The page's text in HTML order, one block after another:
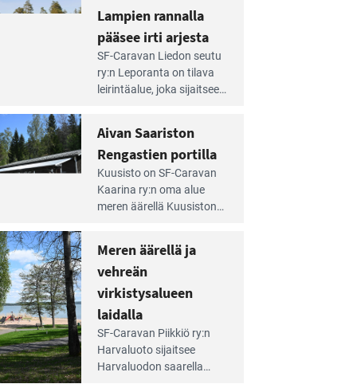
Lampien rannalla
pääsee irti arjesta
SF-Caravan Liedon seutu
ry:n Leporanta on tilava
leirintäalue, joka sijaitsee
ympärillä. – Lampi on
upea ja puhdas, ja se
tarjoaa ympäris­töineen
kauniit maisemat ja
loistavat virkistäytymis­
Aivan Saariston
Rengastien portilla
Kuusisto on SF-Caravan
Kaarina ry:n oma alue
meren äärellä Kuusiston
lapsiystävällinen,
rauhallinen ja
silmiinpistävän siisti.
Meren äärellä ja
vehreän
virkistysalueen
laidalla
SF-Caravan Piikkiö ry:n
Harvaluoto sijait­see
Harvaluodon saarella